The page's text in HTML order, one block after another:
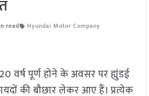
read
Hyundai Motor Company
वर्ष पूर्ण होने के अवसर पर ह्युंडई
की बौछार लेकर आए हैं। प्रत्येक